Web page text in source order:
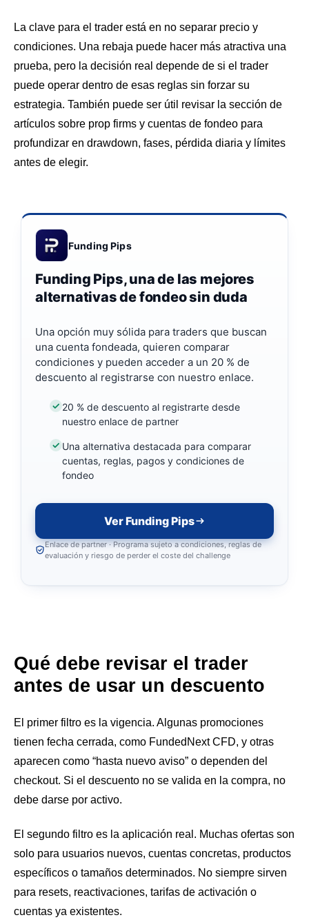
La clave para el trader está en no separar precio y
condiciones. Una rebaja puede hacer más atractiva una
prueba, pero la decisión real depende de si el trader
puede operar dentro de esas reglas sin forzar su
estrategia. También puede ser útil revisar la sección de
artículos sobre prop firms y cuentas de fondeo para
profundizar en drawdown, fases, pérdida diaria y límites
antes de elegir.
Funding Pips
Funding Pips, una de las mejores
alternativas de fondeo sin duda
Una opción muy sólida para traders que buscan
una cuenta fondeada, quieren comparar
condiciones y pueden acceder a un 20 % de
descuento al registrarse con nuestro enlace.
20 % de descuento al registrarte desde
nuestro enlace de partner
Una alternativa destacada para comparar
cuentas, reglas, pagos y condiciones de
fondeo
Ver Funding Pips
Enlace de partner · Programa sujeto a condiciones, reglas de
evaluación y riesgo de perder el coste del challenge
Qué debe revisar el trader
antes de usar un descuento
El primer filtro es la vigencia. Algunas promociones
tienen fecha cerrada, como FundedNext CFD, y otras
aparecen como “hasta nuevo aviso” o dependen del
checkout. Si el descuento no se valida en la compra, no
debe darse por activo.
El segundo filtro es la aplicación real. Muchas ofertas son
solo para usuarios nuevos, cuentas concretas, productos
específicos o tamaños determinados. No siempre sirven
para resets, reactivaciones, tarifas de activación o
cuentas ya existentes.